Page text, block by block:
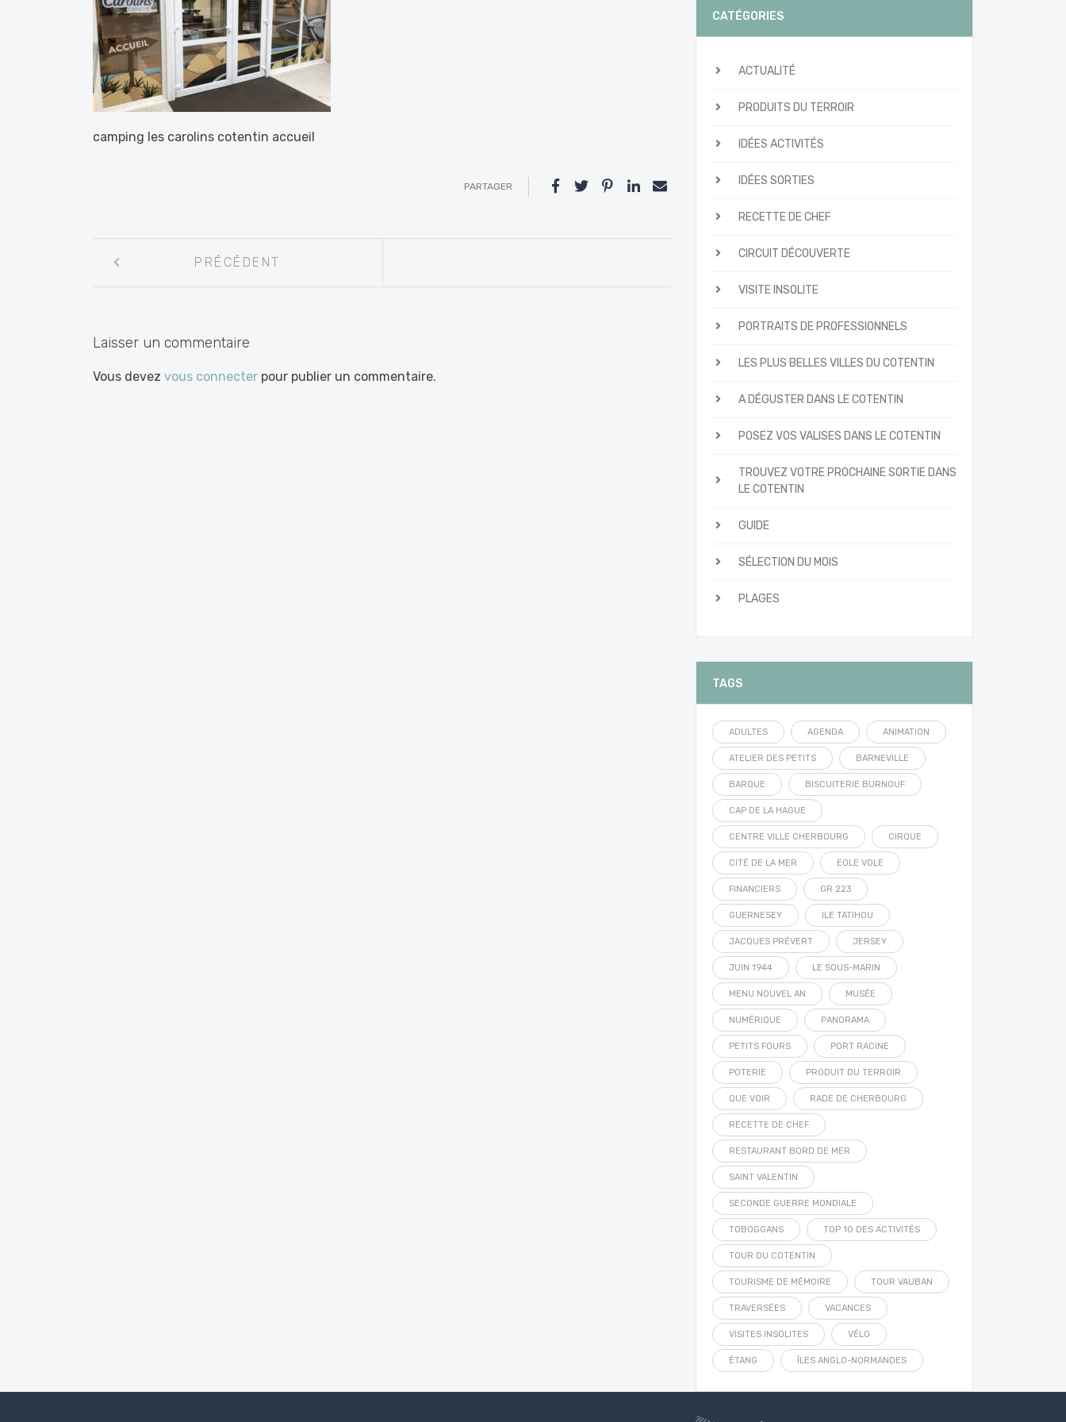
camping les carolins cotentin accueil
PARTAGER
entre
PRÉCÉDENT
Laisser un commentaire
Vous devez vous connecter pour publier un commentaire.
CATÉGORIES
ACTUALITÉ
PRODUITS DU TERROIR
IDÉES ACTIVITÉS
IDÉES SORTIES
RECETTE DE CHEF
CIRCUIT DÉCOUVERTE
VISITE INSOLITE
PORTRAITS DE PROFESSIONNELS
LES PLUS BELLES VILLES DU COTENTIN
A DÉGUSTER DANS LE COTENTIN
POSEZ VOS VALISES DANS LE COTENTIN
TROUVEZ VOTRE PROCHAINE SORTIE DANS
LE COTENTIN
GUIDE
SÉLECTION DU MOIS
PLAGES
TAGS
ADULTES AGENDA ANIMATION
ATELIER DES PETITS BARNEVILLE
BARQUE BISCUITERIE BURNOUF
CAP DE LA HAGUE
CENTRE VILLE CHERBOURG CIRQUE
CITÉ DE LA MER EOLE VOLE
FINANCIERS GR 223
GUERNESEY ILE TATIHOU
JACQUES PRÉVERT JERSEY
JUIN 1944 LE SOUS-MARIN
MENU NOUVEL AN MUSÉE
NUMÉRIQUE PANORAMA
PETITS FOURS PORT RACINE
POTERIE PRODUIT DU TERROIR
QUE VOIR RADE DE CHERBOURG
RECETTE DE CHEF
RESTAURANT BORD DE MER
SAINT VALENTIN
SECONDE GUERRE MONDIALE
TOBOGGANS TOP 10 DES ACTIVITÉS
TOUR DU COTENTIN
TOURISME DE MÉMOIRE TOUR VAUBAN
TRAVERSÉES VACANCES
VISITES INSOLITES VÉLO
ÉTANG ÎLES ANGLO-NORMANDES